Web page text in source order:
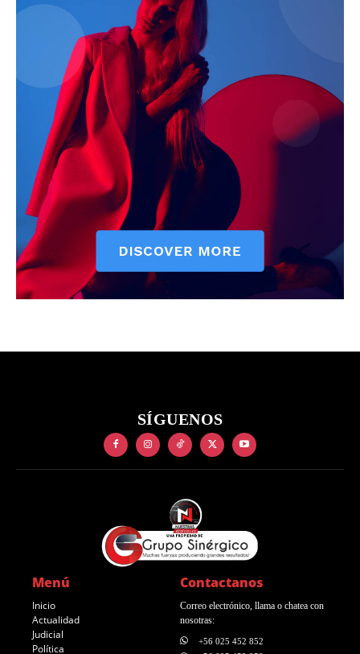
SÍGUENOS
Menú
Inicio
Actualidad
Judicial
Política
Contactanos
Correo electrónico, llama o chatea con
nosotras:
+56 025 452 852